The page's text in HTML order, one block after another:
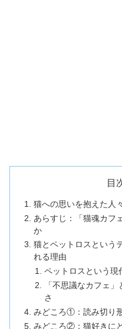
目
猫への思いを抱えた人
あらすじ：「猫魂カフ
か
猫とペットロスという
れる理由
ペットロスという現
「不思議なカフェ
さ
みどころ①：読み切り
みどころ②：猫好きに